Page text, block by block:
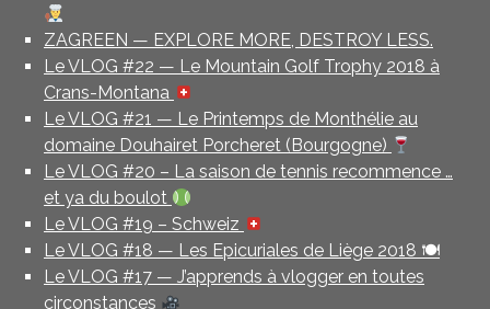
ZAGREEN — EXPLORE MORE, DESTROY LESS.
Le VLOG #22 — Le Mountain Golf Trophy 2018 à
Crans-Montana
Le VLOG #21 — Le Printemps de Monthélie au
domaine Douhairet Porcheret (Bourgogne)
Le VLOG #20 – La saison de tennis recommence …
et ya du boulot
Le VLOG #19 – Schweiz
Le VLOG #18 — Les Epicuriales de Liège 2018 🍽
Le VLOG #17 — J’apprends à vlogger en toutes
circonstances